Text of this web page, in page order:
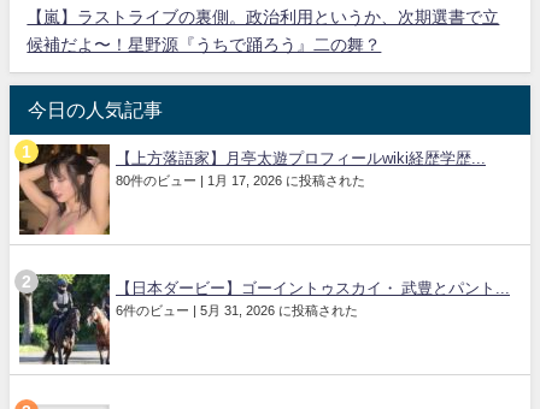
【嵐】ラストライブの裏側。政治利用というか、次期選書で立
候補だよ〜！星野源『うちで踊ろう』二の舞？
今日の人気記事
【上方落語家】月亭太遊プロフィールwiki経歴学歴...
80件のビュー 1月 17, 2026 に投稿された
【日本ダービー】ゴーイントゥスカイ・ 武豊とパント...
6件のビュー 5月 31, 2026 に投稿された